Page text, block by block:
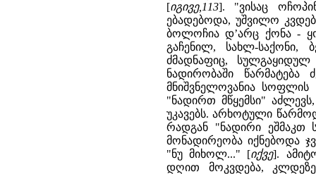
[იგივე,113]. "ვისაც
ებადებოდა, უშვილო
ბოლოჩია დ’არც ქონა -
გაჩენილ, სახლ-
ძმადნაფიც,
ნადირობაში
მნიშვნელოვანია
"ნადირთ მწყემსი"
უკავებს. არხოტული
რადგან "ნადირი ეშმაკთ
მონადირეობა იქნებოდა
"ნუ მიხოლ..." [იქვე].
დღით მოკვდება,